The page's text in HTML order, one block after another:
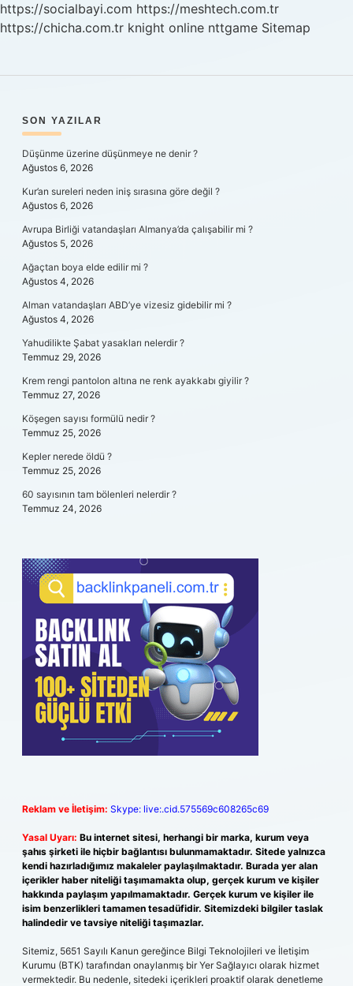
https://socialbayi.com https://meshtech.com.tr
https://chicha.com.tr knight online nttgame Sitemap
SIDEBAR
SON YAZILAR
Düşünme üzerine düşünmeye ne denir ?
Ağustos 6, 2026
Kur’an sureleri neden iniş sırasına göre değil ?
Ağustos 6, 2026
Avrupa Birliği vatandaşları Almanya’da çalışabilir mi ?
Ağustos 5, 2026
Ağaçtan boya elde edilir mi ?
Ağustos 4, 2026
Alman vatandaşları ABD’ye vizesiz gidebilir mi ?
Ağustos 4, 2026
Yahudilikte Şabat yasakları nelerdir ?
Temmuz 29, 2026
Krem rengi pantolon altına ne renk ayakkabı giyilir ?
Temmuz 27, 2026
Köşegen sayısı formülü nedir ?
Temmuz 25, 2026
Kepler nerede öldü ?
Temmuz 25, 2026
60 sayısının tam bölenleri nelerdir ?
Temmuz 24, 2026
Reklam ve İletişim: Skype: live:.cid.575569c608265c69
Yasal Uyarı: Bu internet sitesi, herhangi bir marka, kurum veya
şahıs şirketi ile hiçbir bağlantısı bulunmamaktadır. Sitede yalnızca
kendi hazırladığımız makaleler paylaşılmaktadır. Burada yer alan
içerikler haber niteliği taşımamakta olup, gerçek kurum ve kişiler
hakkında paylaşım yapılmamaktadır. Gerçek kurum ve kişiler ile
isim benzerlikleri tamamen tesadüfidir. Sitemizdeki bilgiler taslak
halindedir ve tavsiye niteliği taşımazlar.
Sitemiz, 5651 Sayılı Kanun gereğince Bilgi Teknolojileri ve İletişim
Kurumu (BTK) tarafından onaylanmış bir Yer Sağlayıcı olarak hizmet
vermektedir. Bu nedenle, sitedeki içerikleri proaktif olarak denetleme